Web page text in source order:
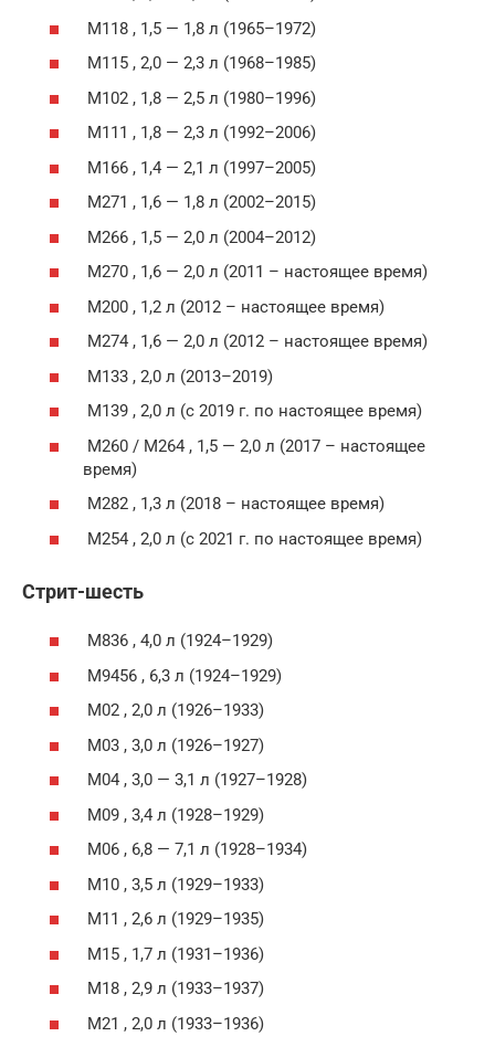
M118 , 1,5 — 1,8 л (1965–1972)
M115 , 2,0 — 2,3 л (1968–1985)
M102 , 1,8 — 2,5 л (1980–1996)
M111 , 1,8 — 2,3 л (1992–2006)
M166 , 1,4 — 2,1 л (1997–2005)
M271 , 1,6 — 1,8 л (2002–2015)
M266 , 1,5 — 2,0 л (2004–2012)
M270 , 1,6 — 2,0 л (2011 – настоящее время)
M200 , 1,2 л (2012 – настоящее время)
M274 , 1,6 — 2,0 л (2012 – настоящее время)
M133 , 2,0 л (2013–2019)
M139 , 2,0 л (с 2019 г. по настоящее время)
M260 / M264 , 1,5 — 2,0 л (2017 – настоящее
время)
M282 , 1,3 л (2018 – настоящее время)
M254 , 2,0 л (с 2021 г. по настоящее время)
Стрит-шесть
M836 , 4,0 л (1924–1929)
M9456 , 6,3 л (1924–1929)
M02 , 2,0 л (1926–1933)
M03 , 3,0 л (1926–1927)
M04 , 3,0 — 3,1 л (1927–1928)
M09 , 3,4 л (1928–1929)
M06 , 6,8 — 7,1 л (1928–1934)
M10 , 3,5 л (1929–1933)
M11 , 2,6 л (1929–1935)
M15 , 1,7 л (1931–1936)
M18 , 2,9 л (1933–1937)
M21 , 2,0 л (1933–1936)